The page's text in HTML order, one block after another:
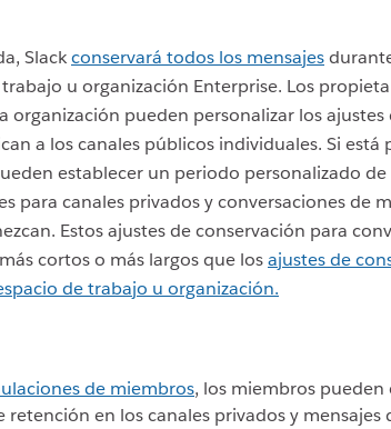
Slackconservará todos los mensajes
u organización Enterprise. Los
organización pueden personalizar los ajustes
a los canales públicos individuales. Si está
establecer un periodo personalizado de
para canales privados y conversaciones de
Estos ajustes de conservación para
cortos o más largos que losajustes de
de trabajo u organización.
de miembros, los miembros pueden
en los canales privados y mensajes